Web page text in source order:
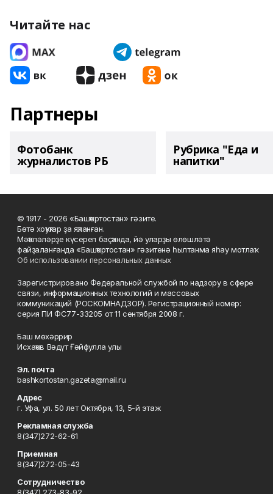
Читайте нас
Партнеры
Фотобанк
журналистов РБ
Рубрика "Еда и
напитки"
© 1917 - 2026 «Башҡортостан» гәзите.
Бөтә хоҡуҡтар ҙа яҡланған.
Мәҡәләләрҙе күсереп баҫҡанда, йә уларҙы өлөшләтә
файҙаланғанда «Башҡортостан» гәзитенә һылтанма яһау мотлаҡ.
Об использовании персональных данных
Зарегистрировано Федеральной службой по надзору в сфере
связи, информационных технологий и массовых
коммуникаций (РОСКОМНАДЗОР). Регистрационный номер:
серия ПИ ФС77-33205 от 11 сентября 2008 г.
Баш мөхәррир
Исхаҡов Вәдүт Ғәйфулла улы
Эл. почта
bashkortostan.gazeta@mail.ru
Адрес
г. Уфа, ул. 50 лет Октября, 13, 5-й этаж
Рекламная служба
8(347)272-62-61
Приемная
8(347)272-05-43
Сотрудничество